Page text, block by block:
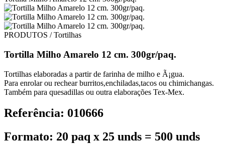
PRODUTOS / Tortilhas
Tortilla Milho Amarelo 12 cm. 300gr/paq.
Tortilhas elaboradas a partir de farinha de milho e Ã¡gua.
Para enrolar ou rechear burritos,enchiladas,tacos ou chimichangas.
Também para quesadillas ou outra elaborações Tex-Mex.
Referência: 010666
Formato: 20 paq x 25 unds = 500 unds